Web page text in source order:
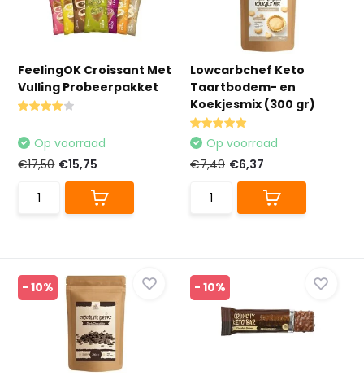
FeelingOK Croissant Met
Vulling Probeerpakket
Op voorraad
€17,50 €15,75
Lowcarbchef Keto
Taartbodem- en
Koekjesmix (300 gr)
Op voorraad
€7,49 €6,37
- 10% - 10%